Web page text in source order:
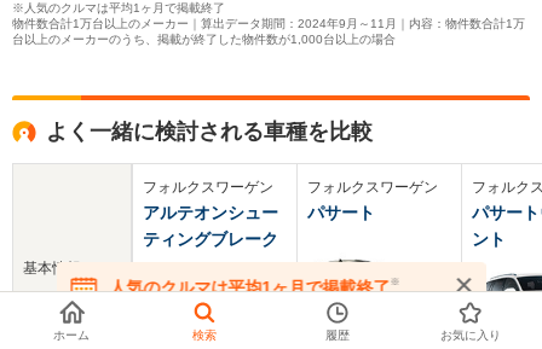
※人気のクルマは平均1ヶ月で掲載終了
物件数合計1万台以上のメーカー｜算出データ期間：2024年9月～11月｜内容：物件数合計1万
台以上のメーカーのうち、掲載が終了した物件数が1,000台以上の場合
よく一緒に検討される車種を比較
基本情報
フォルクスワーゲン
アルテオンシュー
ティングブレーク
フォルクスワーゲン
パサート
フォルク
パサー
ント
人気のクルマは平均1ヶ月で掲載終了※
在庫が無くなる前にお問い合わせください
ホーム 検索 履歴 お気に入り